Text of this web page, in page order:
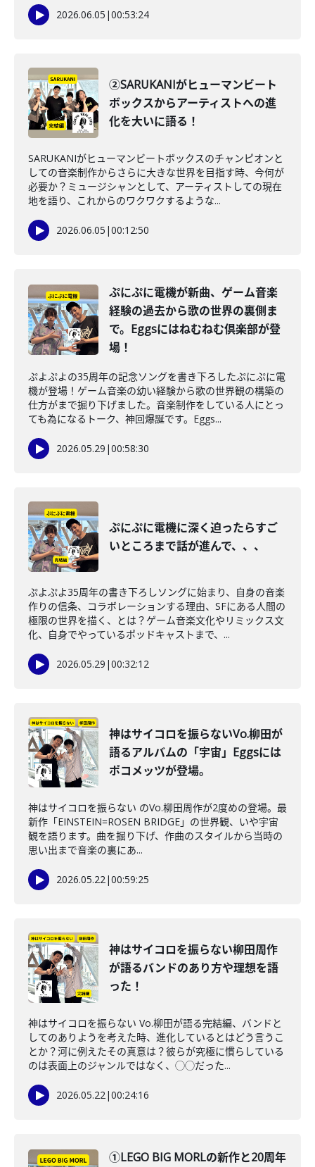
2026.06.05 |00:53:24
②SARUKANIがヒューマンビート
ボックスからアーティストへの進
化を大いに語る！
SARUKANIがヒューマンビートボックスのチャンピオンと
しての音楽制作からさらに大きな世界を目指す時、今何が
必要か？ミュージシャンとして、アーティストしての現在
地を語り、これからのワクワクするような...
2026.06.05 |00:12:50
ぷにぷに電機が新曲、ゲーム音楽
経験の過去から歌の世界の裏側ま
で。Eggsにはねむねむ倶楽部が登
場！
ぷよぷよの35周年の記念ソングを書き下ろしたぷにぷに電
機が登場！ゲーム音楽の幼い経験から歌の世界観の構築の
仕方がまで掘り下げました。音楽制作をしている人にとっ
ても為になるトーク、神回爆誕です。Eggs...
2026.05.29 |00:58:30
ぷにぷに電機に深く迫ったらすご
いところまで話が進んで、、、
ぷよぷよ35周年の書き下ろしソングに始まり、自身の音楽
作りの信条、コラボレーションする理由、SFにある人間の
極限の世界を描く、とは？ゲーム音楽文化やリミックス文
化、自身でやっているポッドキャストまで、...
2026.05.29 |00:32:12
神はサイコロを振らないVo.柳田が
語るアルバムの「宇宙」Eggsには
ポコメッツが登場。
神はサイコロを振らない のVo.柳田周作が2度めの登場。最
新作「EINSTEIN=ROSEN BRIDGE」の世界観、いや宇宙
観を語ります。曲を掘り下げ、作曲のスタイルから当時の
思い出まで音楽の裏にあ...
2026.05.22|00:59:25
神はサイコロを振らない柳田周作
が語るバンドのあり方や理想を語
った！
神はサイコロを振らない Vo.柳田が語る完結編、バンドと
してのありようを考えた時、進化しているとはどう言うこ
とか？河に例えたその真意は？彼らが究極に慣らしている
のは表面上のジャンルではなく、◯◯だった...
2026.05.22|00:24:16
①LEGO BIG MORLの新作と20周年